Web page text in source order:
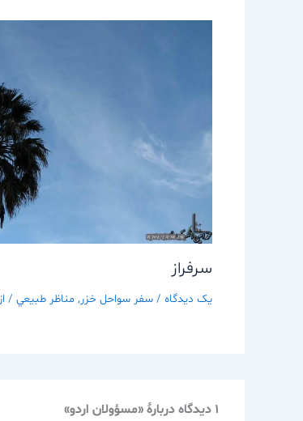
سرفراز
یک دیدگاه / سفر سواحل خزر, مناظر طبيعي / از
1 دیدگاه دربارهٔ «مسؤولان اردو»